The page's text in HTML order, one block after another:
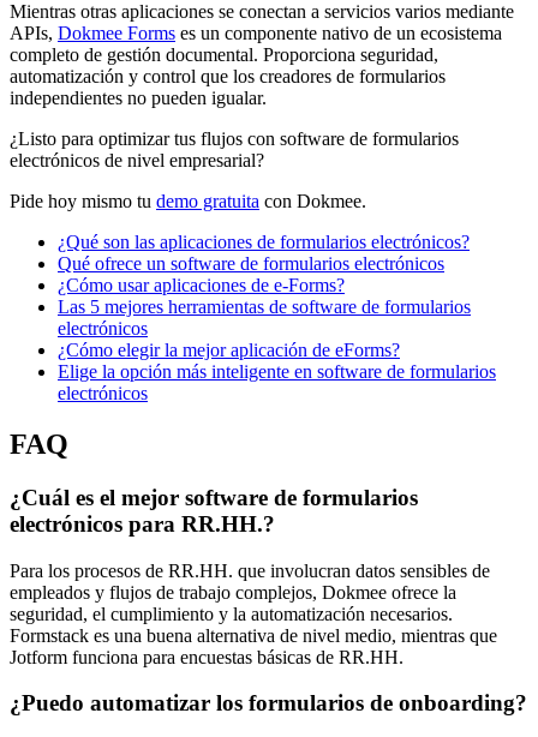
Mientras otras aplicaciones se conectan a servicios varios mediante
APIs, Dokmee Forms es un componente nativo de un ecosistema
completo de gestión documental. Proporciona seguridad,
automatización y control que los creadores de formularios
independientes no pueden igualar.
¿Listo para optimizar tus flujos con software de formularios
electrónicos de nivel empresarial?
Pide hoy mismo tu demo gratuita con Dokmee.
¿Qué son las aplicaciones de formularios electrónicos?
Qué ofrece un software de formularios electrónicos
¿Cómo usar aplicaciones de e-Forms?
Las 5 mejores herramientas de software de formularios
electrónicos
¿Cómo elegir la mejor aplicación de eForms?
Elige la opción más inteligente en software de formularios
electrónicos
FAQ
¿Cuál es el mejor software de formularios
electrónicos para RR.HH.?
Para los procesos de RR.HH. que involucran datos sensibles de
empleados y flujos de trabajo complejos, Dokmee ofrece la
seguridad, el cumplimiento y la automatización necesarios.
Formstack es una buena alternativa de nivel medio, mientras que
Jotform funciona para encuestas básicas de RR.HH.
¿Puedo automatizar los formularios de onboarding?